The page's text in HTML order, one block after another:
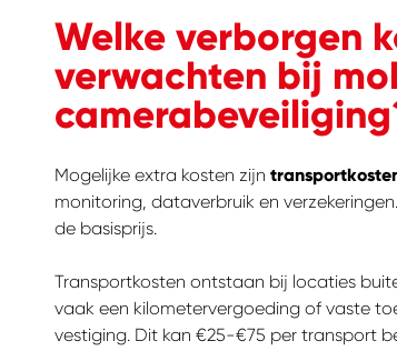
Welke verborgen
verwachten bij
Mogelijke extra kosten zijn
monitoring, dataverbruik en
de basisprijs.
Transportkosten ontstaan bij locaties
vaak een kilometervergoeding of vaste
vestiging. Dit kan €25-€75 per transport